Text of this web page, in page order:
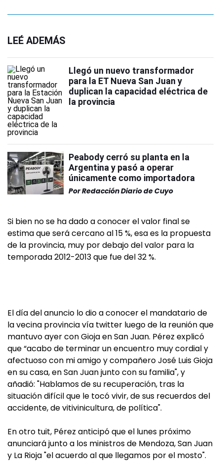
LEÉ ADEMÁS
Llegó un nuevo transformador
para la ET Nueva San Juan y
duplican la capacidad eléctrica de
la provincia
Peabody cerró su planta en la
Argentina y pasó a operar
únicamente como importadora
PorRedacción Diario de Cuyo
Si bien no se ha dado a conocer el valor final se
estima que será cercano al 15 %, esa es la propuesta
de la provincia, muy por debajo del valor para la
temporada 2012-2013 que fue del 32 %.
El día del anuncio lo dio a conocer el mandatario de
la vecina provincia vía twitter luego de la reunión que
mantuvo ayer con Gioja en San Juan. Pérez explicó
que “acabo de terminar un encuentro muy cordial y
afectuoso con mi amigo y compañero José Luis Gioja
en su casa, en San Juan junto con su familia", y
añadió: "Hablamos de su recuperación, tras la
situación difícil que le tocó vivir, de sus recuerdos del
accidente, de vitivinicultura, de política".
En otro tuit, Pérez anticipó que el lunes próximo
anunciará junto a los ministros de Mendoza, San Juan
y La Rioja "el acuerdo al que llegamos por el mosto".